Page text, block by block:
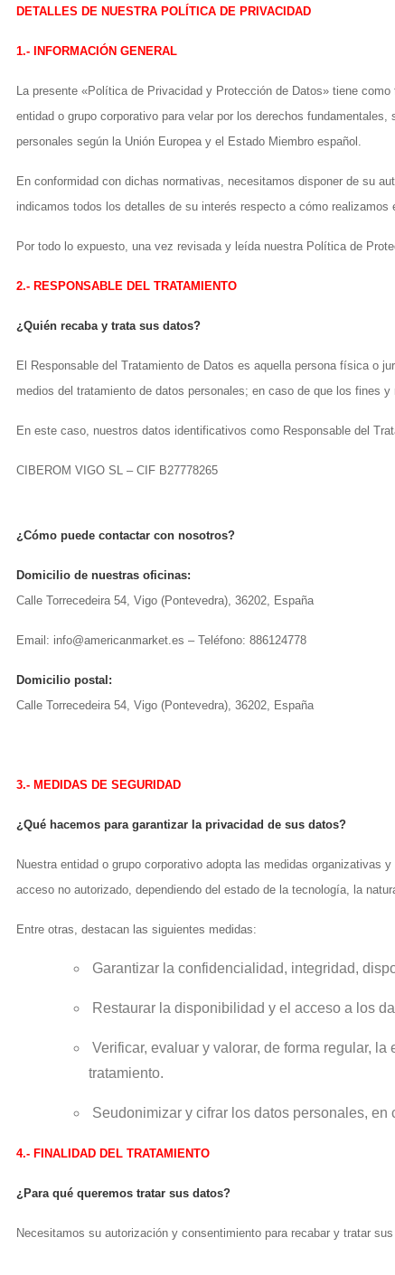
DETALLES DE NUESTRA POLÍTICA DE PRIVACIDAD
1.- INFORMACIÓN GENERAL
La presente «Política de Privacidad y Protección de Datos» tiene
entidad o grupo corporativo para velar por los derechos
personales según la Unión Europea y el Estado Miembro español.
En conformidad con dichas normativas, necesitamos disponer de su
indicamos todos los detalles de su interés respecto a cómo
Por todo lo expuesto, una vez revisada y leída nuestra Política de
2.- RESPONSABLE DEL TRATAMIENTO
¿Quién recaba y trata sus datos?
El Responsable del Tratamiento de Datos es aquella persona física o
medios del tratamiento de datos personales; en caso de que los fines
En este caso, nuestros datos identificativos como Responsable del
CIBEROM VIGO SL – CIF B27778265
¿Cómo puede contactar con nosotros?
Domicilio de nuestras oficinas:
Calle Torrecedeira 54, Vigo (Pontevedra), 36202, España
Email: info@americanmarket.es – Teléfono: 886124778
Domicilio postal:
Calle Torrecedeira 54, Vigo (Pontevedra), 36202, España
3.- MEDIDAS DE SEGURIDAD
¿Qué hacemos para garantizar la privacidad de sus datos?
Nuestra entidad o grupo corporativo adopta las medidas
acceso no autorizado, dependiendo del estado de la tecnología, la
Entre otras, destacan las siguientes medidas:
Garantizar la confidencialidad, integridad,
Restaurar la disponibilidad y el acceso a los
Verificar, evaluar y valorar, de forma regular,
tratamiento.
Seudonimizar y cifrar los datos personales,
4.- FINALIDAD DEL TRATAMIENTO
¿Para qué queremos tratar sus datos?
Necesitamos su autorización y consentimiento para recabar y tratar